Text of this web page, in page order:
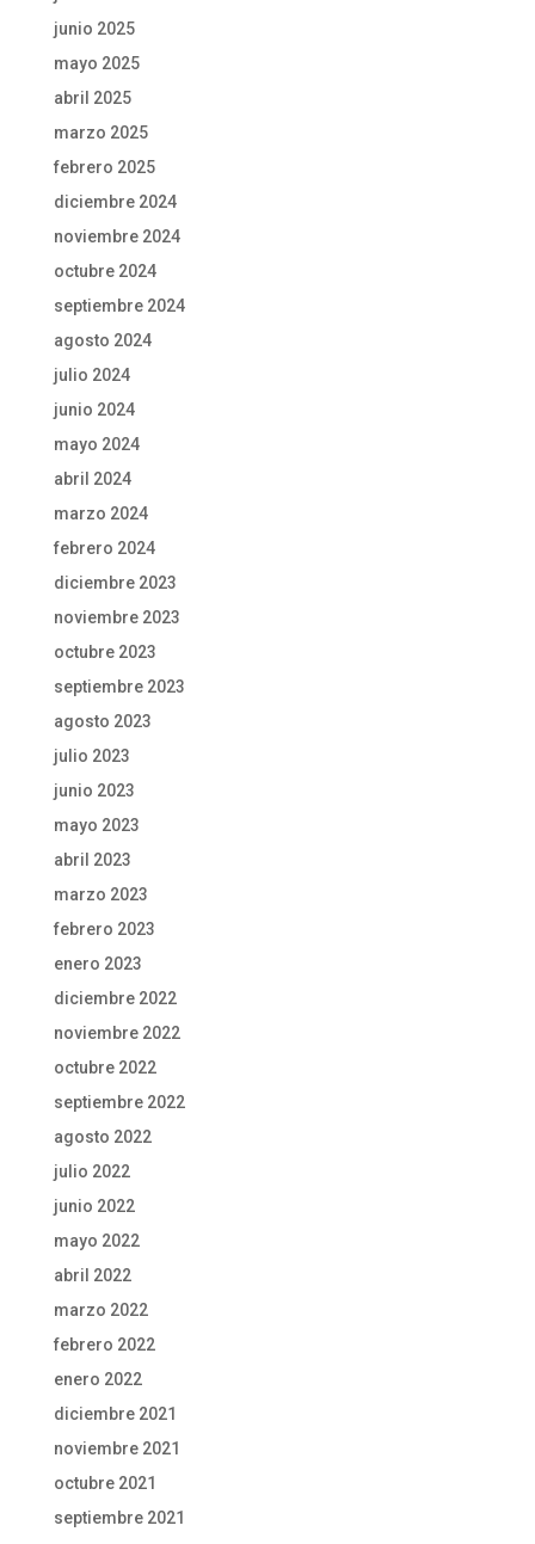
junio 2025
mayo 2025
abril 2025
marzo 2025
febrero 2025
diciembre 2024
noviembre 2024
octubre 2024
septiembre 2024
agosto 2024
julio 2024
junio 2024
mayo 2024
abril 2024
marzo 2024
febrero 2024
diciembre 2023
noviembre 2023
octubre 2023
septiembre 2023
agosto 2023
julio 2023
junio 2023
mayo 2023
abril 2023
marzo 2023
febrero 2023
enero 2023
diciembre 2022
noviembre 2022
octubre 2022
septiembre 2022
agosto 2022
julio 2022
junio 2022
mayo 2022
abril 2022
marzo 2022
febrero 2022
enero 2022
diciembre 2021
noviembre 2021
octubre 2021
septiembre 2021